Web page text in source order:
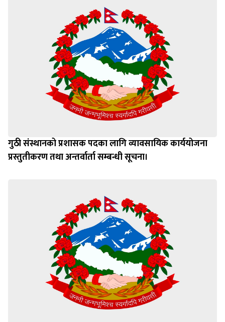
गुठी संस्थानको प्रशासक पदका लागि व्यावसायिक कार्ययोजना
प्रस्तुतीकरण तथा अन्तर्वार्ता सम्बन्धी सूचना।